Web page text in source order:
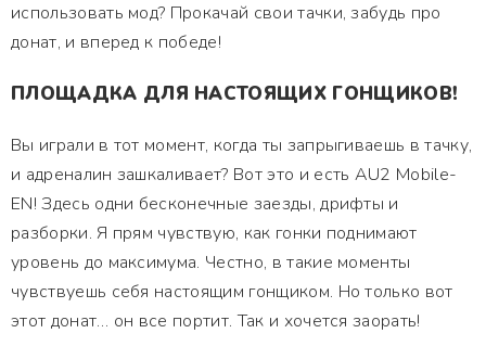
использовать мод? Прокачай свои тачки, забудь про
донат, и вперед к победе!
ПЛОЩАДКА ДЛЯ НАСТОЯЩИХ ГОНЩИКОВ!
Вы играли в тот момент, когда ты запрыгиваешь в тачку,
и адреналин зашкаливает? Вот это и есть AU2 Mobile-
EN! Здесь одни бесконечные заезды, дрифты и
разборки. Я прям чувствую, как гонки поднимают
уровень до максимума. Честно, в такие моменты
чувствуешь себя настоящим гонщиком. Но только вот
этот донат… он все портит. Так и хочется заорать!